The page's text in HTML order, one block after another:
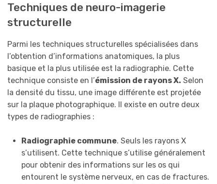
Techniques de neuro-imagerie
structurelle
Parmi les techniques structurelles spécialisées dans
l’obtention d’informations anatomiques, la plus
basique et la plus utilisée est la radiographie. Cette
technique consiste en l’émission de rayons X. Selon
la densité du tissu, une image différente est projetée
sur la plaque photographique. Il existe en outre deux
types de radiographies :
Radiographie commune. Seuls les rayons X
s’utilisent. Cette technique s’utilise généralement
pour obtenir des informations sur les os qui
entourent le système nerveux, en cas de fractures.